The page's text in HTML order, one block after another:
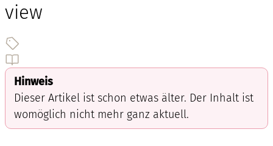
view
Hinweis
Dieser Artikel ist schon etwas älter. Der Inhalt ist
womöglich nicht mehr ganz aktuell.